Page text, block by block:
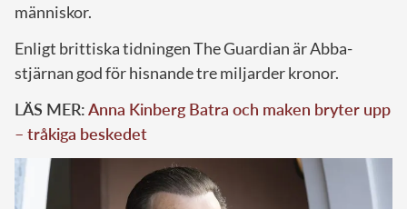
människor.
Enligt brittiska tidningen The Guardian är Abba-
stjärnan god för hisnande tre miljarder kronor.
LÄS MER:Anna Kinberg Batra och maken bryter upp
– tråkiga beskedet